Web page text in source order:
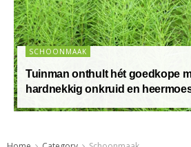
SCHOONMAAK
Tuinman onthult hét goedkope
hardnekkig onkruid en